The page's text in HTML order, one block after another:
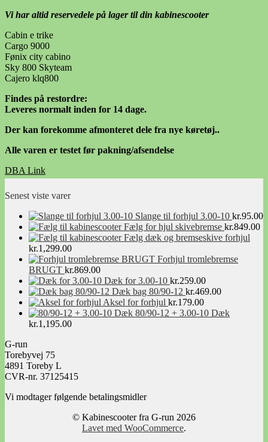
Vi har altid reservedele på lager til din kabinescooter
Cabin e trike
Cargo 9000
Fønix city cabino
Sky 800 Skyteam
Cajero klq800
Findes på restordre:
Leveres normalt inden for 14 dage.
Der kan forekomme afmonteret dele fra nye køretøj..
Alle varen er testet før pakning/afsendelse
DBA Link
Facebook Link
Senest viste varer
Slange til forhjul 3.00-10 kr.95.00
Fælg for hjul skivebremse kr.849.00
Fælg dæk og bremseskive forhjul
kr.1,299.00
Forhjul tromlebremse
BRUGT kr.869.00
Dæk for 3.00-10 kr.259.00
Dæk bag 80/90-12 kr.469.00
Aksel for forhjul kr.179.00
80/90-12 + 3.00-10 Dæk
kr.1,195.00
G-run
Torebyvej 75
4891 Toreby L
CVR-nr. 37125415
Vi modtager følgende betalingsmidler
© Kabinescooter fra G-run 2026
Lavet med WooCommerce.